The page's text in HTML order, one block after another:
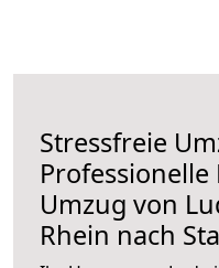
Stressfreie
Umzug von
Rhein nach